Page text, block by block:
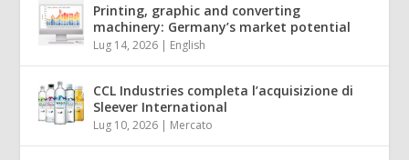
Printing, graphic and converting
machinery: Germany’s market potential
Lug 14, 2026 | English
CCL Industries completa l’acquisizione di
Sleever International
Lug 10, 2026 | Mercato